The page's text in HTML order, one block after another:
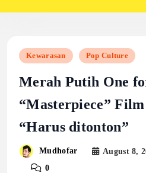
Kewarasan Pop Culture
Merah Putih One
“Masterpiece”
“Harus ditonton”
Mudhofar August 8,
0